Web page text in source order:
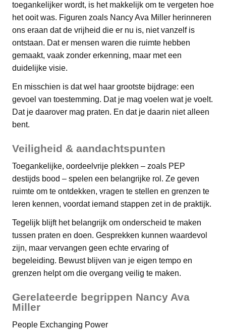
toegankelijker wordt, is het makkelijk om te vergeten hoe
het ooit was. Figuren zoals Nancy Ava Miller herinneren
ons eraan dat de vrijheid die er nu is, niet vanzelf is
ontstaan. Dat er mensen waren die ruimte hebben
gemaakt, vaak zonder erkenning, maar met een
duidelijke visie.
En misschien is dat wel haar grootste bijdrage: een
gevoel van toestemming. Dat je mag voelen wat je voelt.
Dat je daarover mag praten. En dat je daarin niet alleen
bent.
Veiligheid & aandachtspunten
Toegankelijke, oordeelvrije plekken – zoals PEP
destijds bood – spelen een belangrijke rol. Ze geven
ruimte om te ontdekken, vragen te stellen en grenzen te
leren kennen, voordat iemand stappen zet in de praktijk.
Tegelijk blijft het belangrijk om onderscheid te maken
tussen praten en doen. Gesprekken kunnen waardevol
zijn, maar vervangen geen echte ervaring of
begeleiding. Bewust blijven van je eigen tempo en
grenzen helpt om die overgang veilig te maken.
Gerelateerde begrippen Nancy Ava
Miller
People Exchanging Power